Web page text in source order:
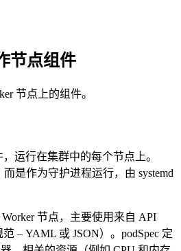
节点组件
节点上的组件。
运行在集群中的每个节点上。
是作为守护进程运行，由 systemd
节点，主要使用来自 API
范 – YAML 或 JSON）。podSpec 定